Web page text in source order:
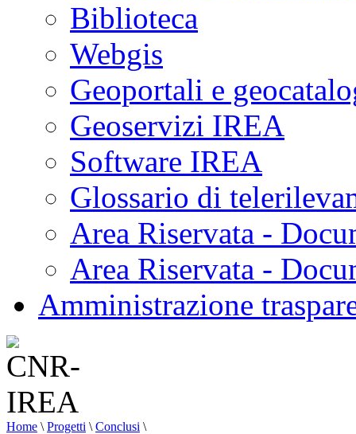
Biblioteca
Webgis
Geoportali e
Geoservizi IREA
Software IREA
Glossario di
Area Riservata -
Area Riservata -
Amministrazione
Home \ Progetti \ Conclusi \